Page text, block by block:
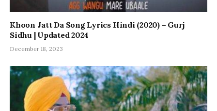
Khoon Jatt Da Song Lyrics Hindi (2020) – Gurj
Sidhu | Updated 2024
December 18, 2023